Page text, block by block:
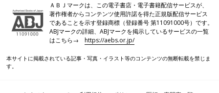
ＡＢＪマークは、この電子書店・電子書籍配信サービスが、
著作権者からコンテンツ使用許諾を得た正規版配信サービス
であることを示す登録商標（登録番号 第11091000号）です。
ABJマークの詳細、ABJマークを掲示しているサービスの一覧
はこちら→https://aebs.or.jp/
本サイトに掲載されている記事・写真・イラスト等のコンテンツの無断転載を禁じま
す。